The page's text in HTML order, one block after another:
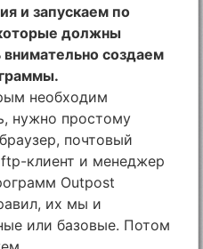
и запускаем по
должны
создаем
необходим
нужно простому
почтовый
клиент и менеджер
Outpost
их мы и
или базовые. Потом